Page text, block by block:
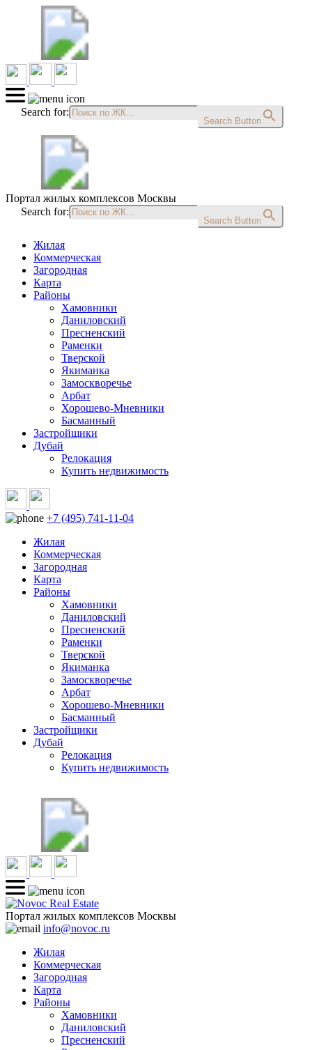
Search for:
Search Button
Портал жилых комплексов Москвы
Search for:
Search Button
Жилая
Коммерческая
Загородная
Карта
Районы
Хамовники
Даниловский
Пресненский
Раменки
Тверской
Якиманка
Замоскворечье
Арбат
Хорошево-Мневники
Басманный
Застройщики
Дубай
Релокация
Купить недвижимость
+7 (495) 741-11-04
Жилая
Коммерческая
Загородная
Карта
Районы
Хамовники
Даниловский
Пресненский
Раменки
Тверской
Якиманка
Замоскворечье
Арбат
Хорошево-Мневники
Басманный
Застройщики
Дубай
Релокация
Купить недвижимость
Портал жилых комплексов Москвы
info@novoc.ru
Жилая
Коммерческая
Загородная
Карта
Районы
Хамовники
Даниловский
Пресненский